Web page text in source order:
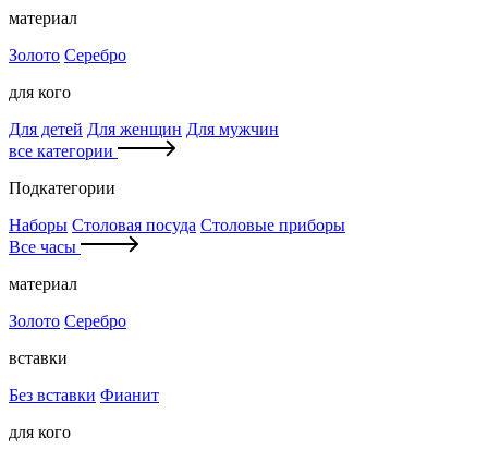
материал
Золото Серебро
для кого
Для детей Для женщин Для мужчин
все категории
Подкатегории
Наборы Столовая посуда Столовые приборы
Все часы
материал
Золото Серебро
вставки
Без вставки Фианит
для кого